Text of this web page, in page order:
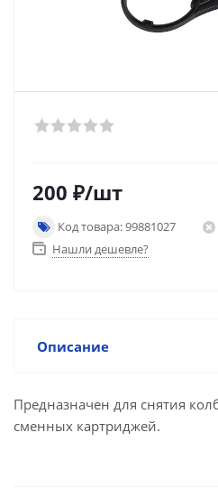
200 ₽/шт
Код товара: 99881027
Нашли дешевле?
Описание
Предназначен для снятия
сменных картриджей.